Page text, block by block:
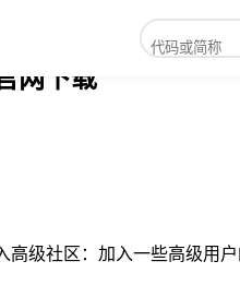
网下载
高级社区：加入一些高级